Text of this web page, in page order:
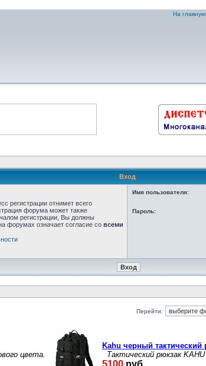
На главную
Вход
регистрации отнимет всего
форума может также
регистрации, Вы должны
форумах означает согласие со всеми
Имя пользователя:
Пароль:
Перейти: